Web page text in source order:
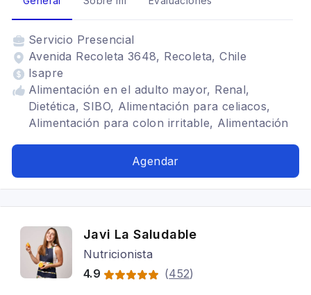
Servicio Presencial
Avenida Recoleta 3648, Recoleta, Chile
Isapre
Alimentación en el adulto mayor, Renal,
Dietética, SIBO, Alimentación para celiacos,
Alimentación para colon irritable, Alimentación
Alimentación en el adulto mayor, Dietas para
Bariatrica, Problemas digestivos, Alimentación
para gastritis, Alimentación para colon irritable,
Trastornos alimenticios TCA
Agendar
Javi La Saludable
Nutricionista
4.9
(452)